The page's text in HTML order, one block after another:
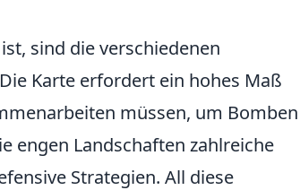
sind die verschiedenen
Karte erfordert ein hohes Maß
müssen, um Bomben
engen Landschaften zahlreiche
Strategien. All diese